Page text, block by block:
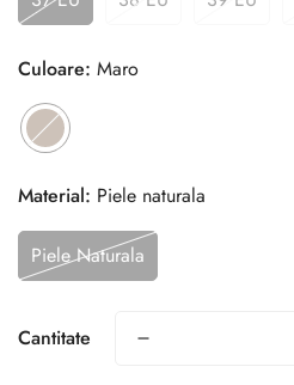
Culoare: Maro
Material: Piele naturala
Piele Naturala
Cantitate